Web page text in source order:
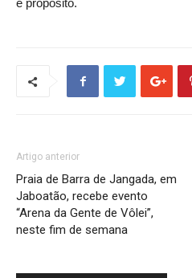
e propósito.
Artigo anterior
Praia de Barra de Jangada, em
Jaboatão, recebe evento
“Arena da Gente de Vôlei”,
neste fim de semana